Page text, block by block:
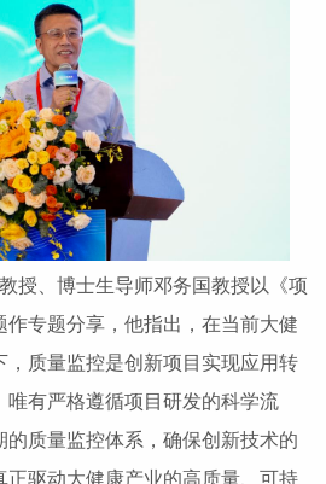
授、博士生导师邓务国教授以《项
作专题分享，他指出，在当前大健
，质量监控是创新项目实现应用转
唯有严格遵循项目研发的科学流
质量监控体系，确保创新技术的
正驱动大健康产业的高质量、可持